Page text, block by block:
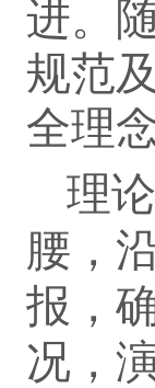
进。
规范
全理
理
腰，
报，
况，